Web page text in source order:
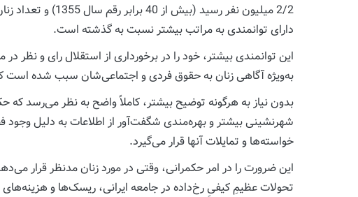
2/2 میلیون نفر
دارای توانمندی به مراتب بیشتر نسبت به گذشته است.
این توانمندی بیشتر، خود را در برخورداری از استقلال رای و
به‌ویژه آگاهی زنان به حقوق فردی و اجتماعی‌شان سبب شده است
بدون نیاز به هرگونه توضیح بیشتر، کاملاً واضح به نظر می‌رسد
شهرنشینی بیشتر و بهره‌مندی شگفت‌آور از اطلاعات به دلیل
خواسته‌ها و تمایلات آنها قرار می‌گیرد.
این ضرورت را در امر حکمرانی، وقتی در مورد زنان مدنظر قرار
تحولات عظیمِ کیفیِ رخ‌داده در جامعه ایرانی، ریسک‌ها و